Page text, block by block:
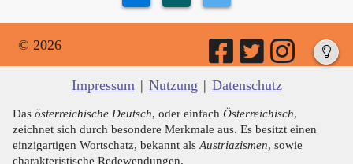
© 2026
Impressum | Nutzung | Datenschutz
Das österreichische Deutsch, oder einfach Österreichisch,
zeichnet sich durch besondere Merkmale aus. Es besitzt einen
einzigartigen Wortschatz, bekannt als Austriazismen, sowie
charakteristische Redewendungen.